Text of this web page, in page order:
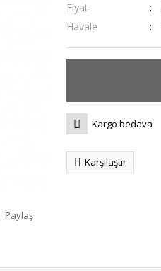
Paylaş
Fiyat
Havale
Kargo bedava
Karşılaştır